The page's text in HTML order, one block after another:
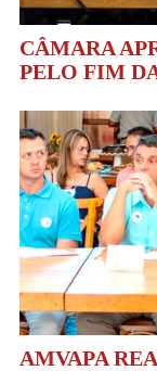
CÂMARA
PELO FIM
AMVAPA